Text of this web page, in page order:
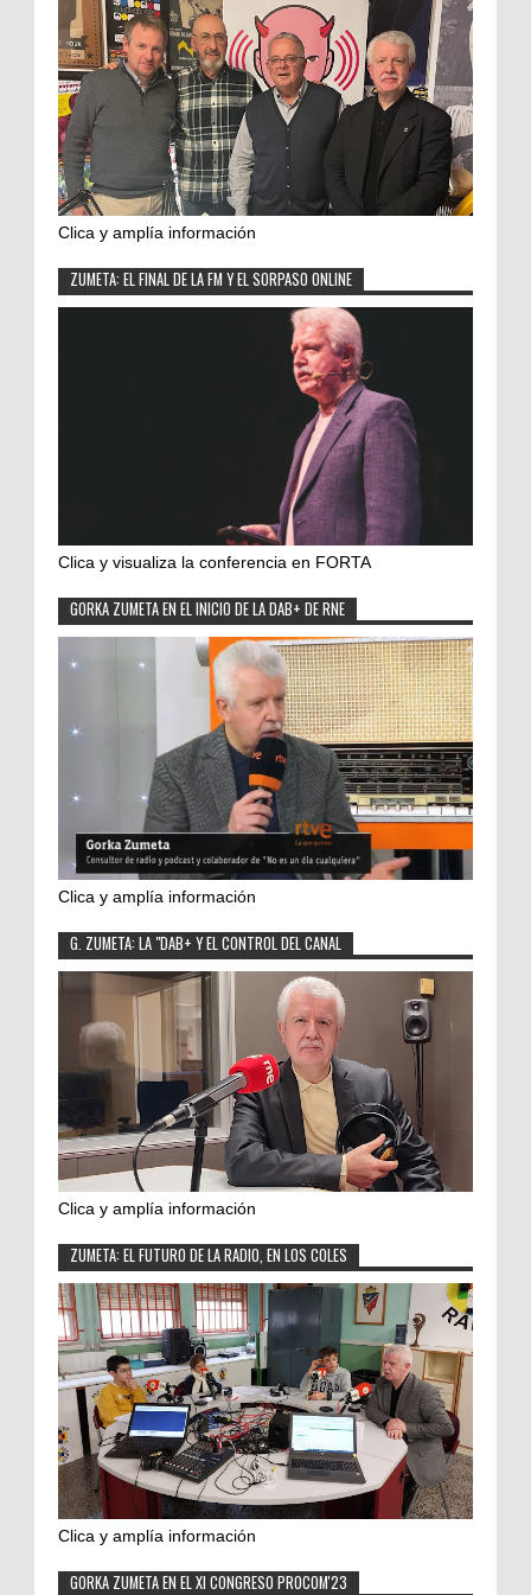
Clica y amplía información
ZUMETA: EL FINAL DE LA FM Y EL SORPASO ONLINE
Clica y visualiza la conferencia en FORTA
GORKA ZUMETA EN EL INICIO DE LA DAB+ DE RNE
Clica y amplía información
G. ZUMETA: LA "DAB+ Y EL CONTROL DEL CANAL
Clica y amplía información
ZUMETA: EL FUTURO DE LA RADIO, EN LOS COLES
Clica y amplía información
GORKA ZUMETA EN EL XI CONGRESO PROCOM'23